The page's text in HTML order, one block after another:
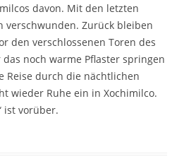
davon. Mit den letzten
verschwunden. Zurück bleiben
den verschlossenen Toren des
noch warme Pflaster springen
Reise durch die nächtlichen
wieder Ruhe ein in Xochimilco.
ist vorüber.